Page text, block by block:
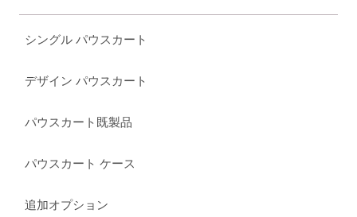
シングル パウスカート
デザイン パウスカート
パウスカート既製品
パウスカート ケース
追加オプション